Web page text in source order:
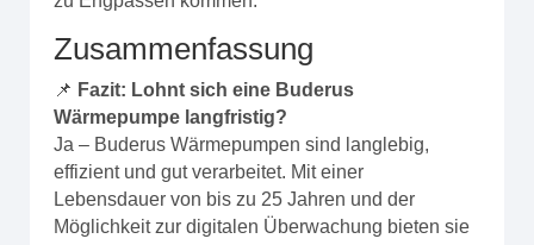
Zusammenfassung
📌 Fazit: Lohnt sich eine Buderus
Wärmepumpe langfristig?
Ja – Buderus Wärmepumpen sind langlebig,
effizient und gut verarbeitet. Mit einer
Lebensdauer von bis zu 25 Jahren und der
Möglichkeit zur digitalen Überwachung bieten sie